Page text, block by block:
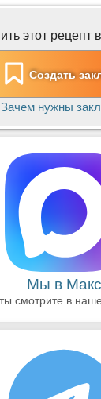
этот рецепт
Создать
Зачем нужны
Мы в Макс
смотрите в